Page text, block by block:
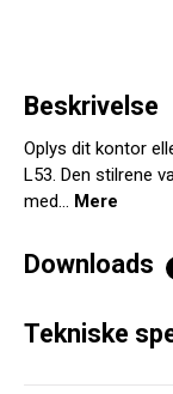
Beskrivelse
Oplys dit kontor
L53. Den stilrene
med… Mere
Downloads
Tekniske